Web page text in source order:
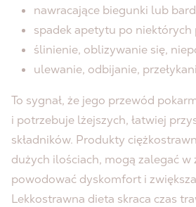
nawracające biegunki lub
spadek apetytu po niektórych
ślinienie, oblizywanie się,
ulewanie, odbijanie,
To sygnał, że jego przewód
i potrzebuje lżejszych, łatwiej
składników. Produkty
dużych ilościach, mogą zalegać w
powodować dyskomfort i
Lekkostrawna dieta skraca czas